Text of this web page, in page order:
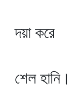
দয়া করে
শেল হানি।